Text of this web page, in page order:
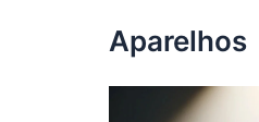
Aparelhos